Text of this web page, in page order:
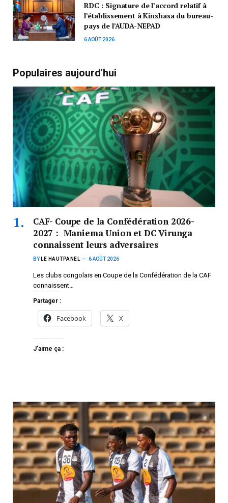
RDC : Signature de l’accord relatif à
l’établissement à Kinshasa du bureau-
pays de l’AUDA-NEPAD
6 AOÛT 2026
Populaires aujourd'hui
CAF- Coupe de la Confédération 2026-
2027 : Maniema Union et DC Virunga
connaissent leurs adversaires
BY LE HAUTPANEL 6 AOÛT 2026
Les clubs congolais en Coupe de la Confédération de la CAF
connaissent…
Partager :
Facebook X
J’aime ça :